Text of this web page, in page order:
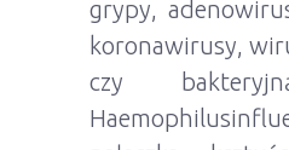
grypy,
koronawirusy,
czy